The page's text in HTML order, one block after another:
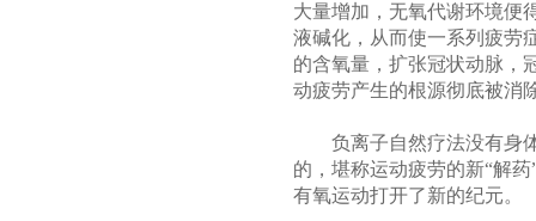
大量增加，无氧代谢环境便
液碱化，从而使一系列疲劳
的含氧量，扩张冠状动脉，
动疲劳产生的根源彻底被消
负离子自然疗法没有身体
的，堪称运动疲劳的新“解
有氧运动打开了新的纪元。